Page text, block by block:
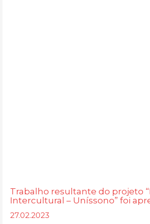
Trabalho resultante do projeto
Intercultural – Uníssono” foi
27.02.2023